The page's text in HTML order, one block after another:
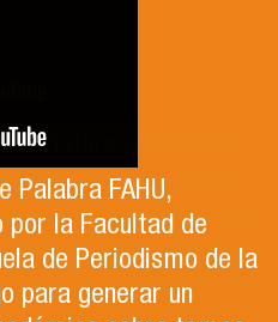
Palabra FAHU,
por la Facultad de
de Periodismo de la
para generar un
en Estudios
de Santiago
trabaja en lo que
de sus sueños
Naciones Unidas para
Políticos, en
Chilena de
fue el organizador del
tuvo
Santiago. Durante el